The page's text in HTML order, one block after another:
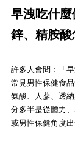
早洩吃什麼
鋅、精胺酸
許多人會問：「
常見男性保健食
氨酸、人蔘、透
分多半是從體力
或男性保健角度